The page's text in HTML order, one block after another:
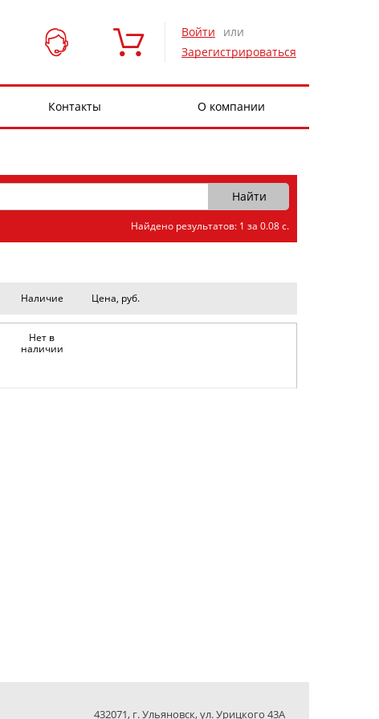
Войти
или
Зарегистрироваться
Контакты О компании
Найдено результатов: 1 за 0.08 с.
Наличие Цена, руб.
Нет в
наличии
432071, г. Ульяновск, ул. Урицкого 43А